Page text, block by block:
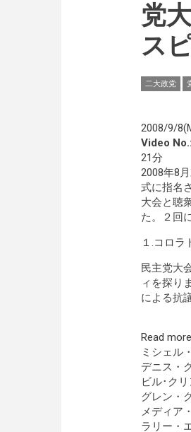
党
ス
二大政党
2008/9/
Video No.:
21分
2008年8
式に指名
大会と聴
た。２回
１.コロ
民主党大
ィを探り
による抗
Read more
ミシェル
デニス・
ビル･ク
グレン・
メディア
ラリー・